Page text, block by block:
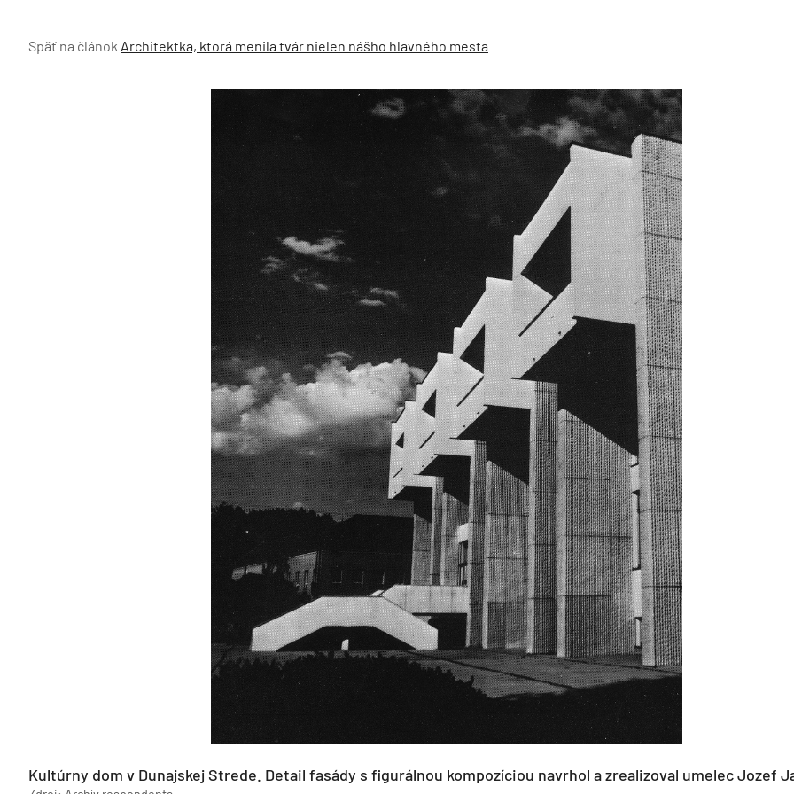
Späť na článok Architektka, ktorá menila tvár nielen nášho hlavného mesta
Kultúrny dom v Dunajskej Strede. Detail fasády s figurálnou kompozíciou navrhol a zrealizoval umelec Jozef